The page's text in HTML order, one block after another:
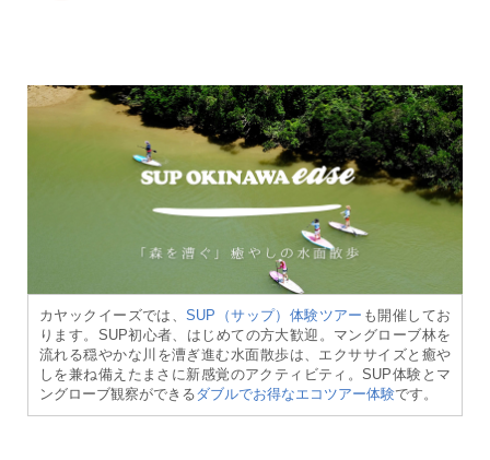
カヤックイーズでは、SUP（サップ）体験ツアー も開催してお
ります。SUP初心者、はじめての方大歓迎。マングローブ林を
流れる穏やかな川を漕ぎ進む水面散歩は、エクササイズと癒や
しを兼ね備えたまさに新感覚のアクティビティ。SUP体験とマ
ングローブ観察ができるダブルでお得なエコツアー体験です。